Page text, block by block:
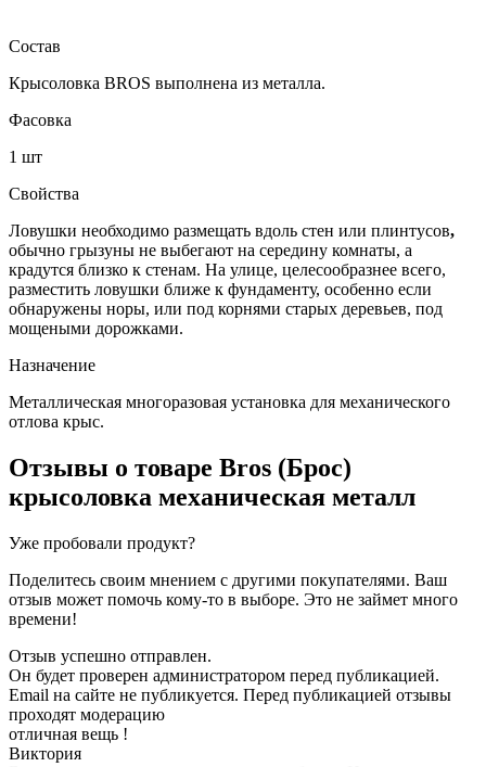
Состав
Крысоловка BROS выполнена из металла.
Фасовка
1 шт
Свойства
Ловушки необходимо размещать вдоль стен или плинтусов,
обычно грызуны не выбегают на середину комнаты, а
крадутся близко к стенам. На улице, целесообразнее всего,
разместить ловушки ближе к фундаменту, особенно если
обнаружены норы, или под корнями старых деревьев, под
мощеными дорожками.
Назначение
Металлическая многоразовая установка для механического
отлова крыс.
Отзывы о товаре Bros (Брос)
крысоловка механическая металл
Уже пробовали продукт?
Поделитесь своим мнением с другими покупателями. Ваш
отзыв может помочь кому-то в выборе. Это не займет много
времени!
Отзыв успешно отправлен.
Он будет проверен администратором перед публикацией.
Email на сайте не публикуется. Перед публикацией отзывы
проходят модерацию
отличная вещь !
Виктория